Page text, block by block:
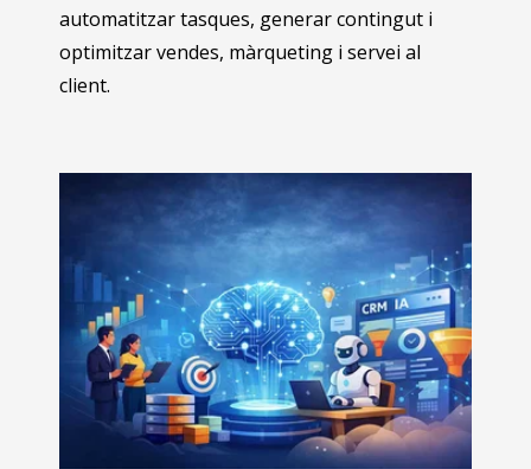
automatitzar tasques, generar contingut i
optimitzar vendes, màrqueting i servei al
client.